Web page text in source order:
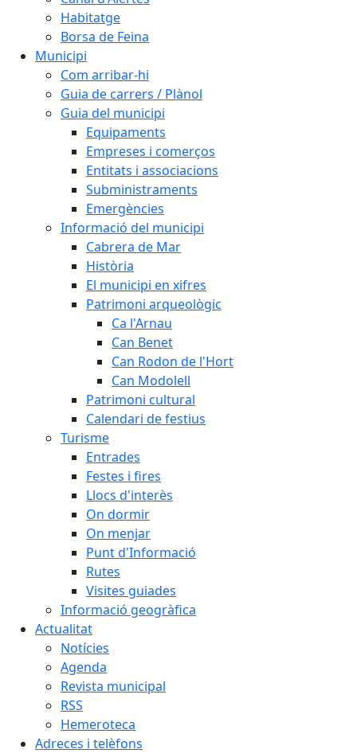
Habitatge
Borsa de Feina
Municipi
Com arribar-hi
Guia de carrers / Plànol
Guia del municipi
Equipaments
Empreses i comerços
Entitats i associacions
Subministraments
Emergències
Informació del municipi
Cabrera de Mar
Història
El municipi en xifres
Patrimoni arqueològic
Ca l'Arnau
Can Benet
Can Rodon de l'Hort
Can Modolell
Patrimoni cultural
Calendari de festius
Turisme
Entrades
Festes i fires
Llocs d'interès
On dormir
On menjar
Punt d'Informació
Rutes
Visites guiades
Informació geogràfica
Actualitat
Notícies
Agenda
Revista municipal
RSS
Hemeroteca
Adreces i telèfons